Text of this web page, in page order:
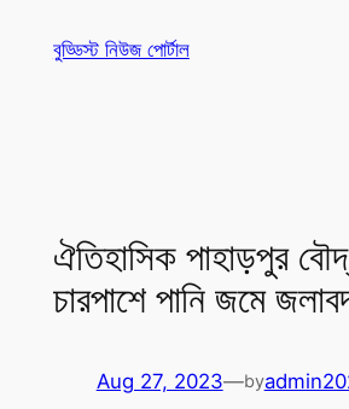
বুড্ডিস্ট নিউজ পোর্টাল
ঐতিহাসিক পাহাড়পুর
চারপাশে পানি জমে
Aug 27, 2023—by